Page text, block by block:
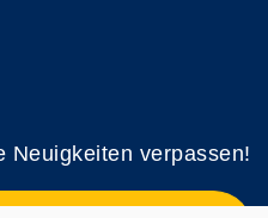
Neuigkeiten verpassen!